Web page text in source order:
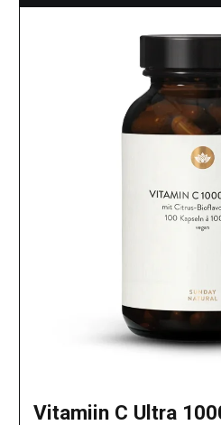
Vitamiin C Ultra